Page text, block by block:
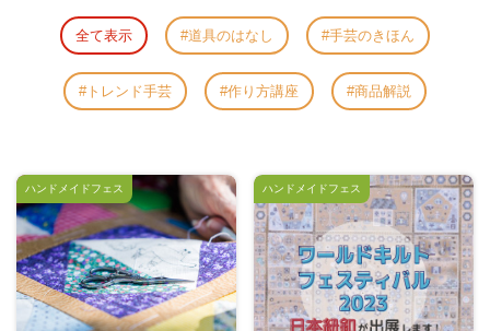
全て表示 道具のはなし 手芸のきほん
トレンド手芸 作り方講座 商品解説
ハンドメイドフェス ハンドメイドフェス